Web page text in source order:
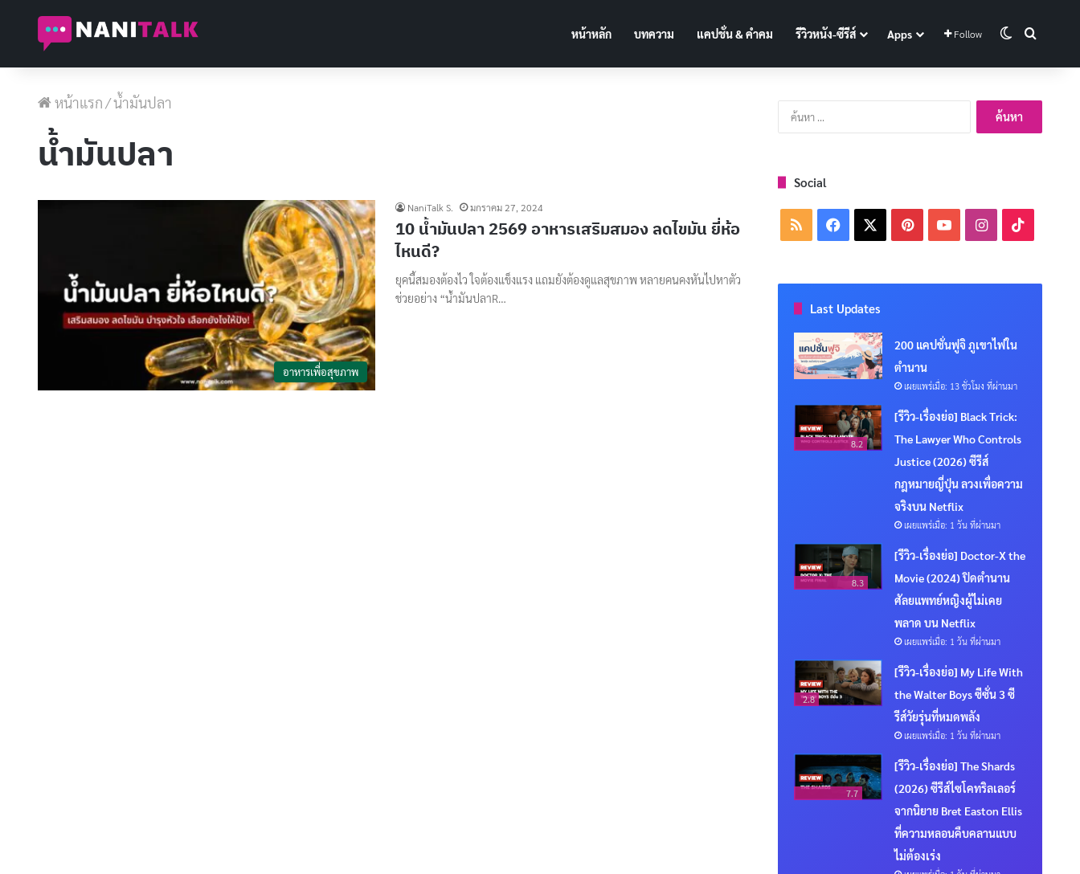
หน้าหลัก บทความ แคปชั่น & คำคม รีวิวหนัง-ซีรีส์ Apps Follow Switch skin
หน้าแรก/น้ำมันปลา
น้ำมันปลา
อาหารเพื่อสุขภาพ
NaniTalk S. มกราคม 27, 2024
10 น้ำมันปลา 2569 อาหารเสริมสมอง ลดไขมัน ยี่ห้อ
ไหนดี?
ยุคนี้สมองต้องไว ใจต้องแข็งแรง แถมยังต้องดูแลสุขภาพ หลายคนคงหันไปหาตัว
ช่วยอย่าง “น้ำมันปลาR…
ค้นหา
สำหรับ:
Social
RSS Facebook PinterestYouTubeInstagram
Last Updates
200 แคปชั่นฟูจิ ภูเขาไฟใน
ตำนาน
เผยแพร่เมื่อ: 13 ชั่วโมง ที่ผ่านมา
8.2
[รีวิว-เรื่องย่อ] Black Trick:
The Lawyer Who Controls
Justice (2026) ซีรีส์
กฎหมายญี่ปุ่น ลวงเพื่อความ
จริงบน Netflix
เผยแพร่เมื่อ: 1 วัน ที่ผ่านมา
8.3
[รีวิว-เรื่องย่อ] Doctor-X the
Movie (2024) ปิดตำนาน
ศัลยแพทย์หญิงผู้ไม่เคย
พลาด บน Netflix
เผยแพร่เมื่อ: 1 วัน ที่ผ่านมา
2.8
[รีวิว-เรื่องย่อ] My Life With
the Walter Boys ซีซั่น 3 ซี
รีส์วัยรุ่นที่หมดพลัง
เผยแพร่เมื่อ: 1 วัน ที่ผ่านมา
7.7
[รีวิว-เรื่องย่อ] The Shards
(2026) ซีรีส์ไซโคทริลเลอร์
จากนิยาย Bret Easton Ellis
ที่ความหลอนคืบคลานแบบ
ไม่ต้องเร่ง